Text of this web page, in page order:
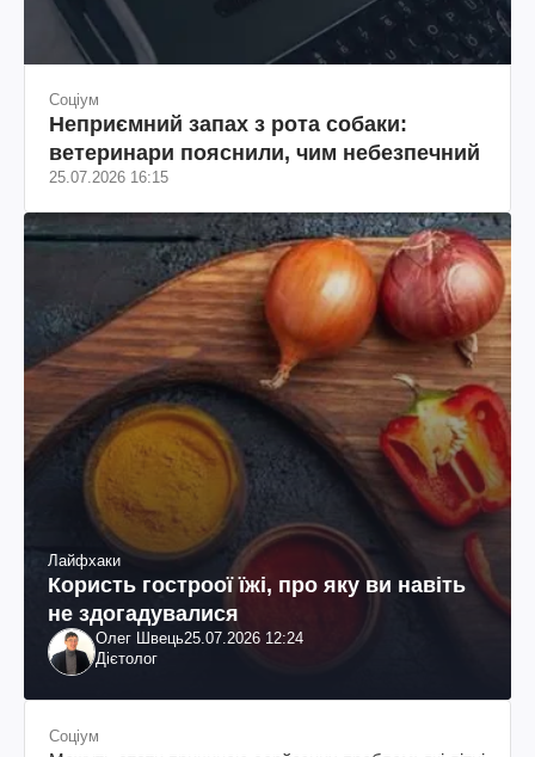
Соціум
Неприємний запах з рота собаки:
ветеринари пояснили, чим небезпечний
25.07.2026 16:15
Лайфхаки
Користь гостроої їжі, про яку ви навіть
не здогадувалися
Олег Швець25.07.2026 12:24
Дієтолог
Соціум